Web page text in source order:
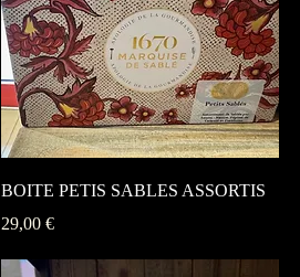
BOITE PETIS SABLES ASSORTIS
Prix
29,00 €